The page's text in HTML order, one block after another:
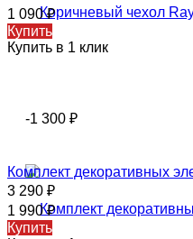
1 090₽
Купить
Купить в 1 клик
-1 300 ₽
Комплект декоративных
3 290 ₽
1 990₽
Купить